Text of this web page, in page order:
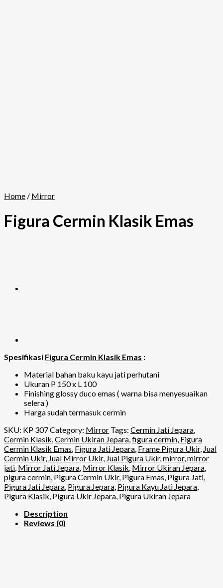
Home / Mirror
Figura Cermin Klasik Emas
Spesifikasi Figura Cermin Klasik Emas :
Material bahan baku kayu jati perhutani
Ukuran P 150 x L 100
Finishing glossy duco emas ( warna bisa menyesuaikan
selera )
Harga sudah termasuk cermin
SKU: KP 307Category: Mirror Tags: Cermin Jati Jepara,
Cermin Klasik,Cermin Ukiran Jepara,figura cermin, Figura
Cermin Klasik Emas, Figura Jati Jepara, Frame Pigura Ukir, Jual
Cermin Ukir, Jual Mirror Ukir, Jual Pigura Ukir,mirror,mirror
jati, Mirror Jati Jepara, Mirror Klasik, Mirror Ukiran Jepara,
pigura cermin, Pigura Cermin Ukir, Pigura Emas, Pigura Jati,
Pigura Jati Jepara, Pigura Jepara, Pigura Kayu Jati Jepara,
Pigura Klasik, Pigura Ukir Jepara, Pigura Ukiran Jepara
Description
Reviews (0)